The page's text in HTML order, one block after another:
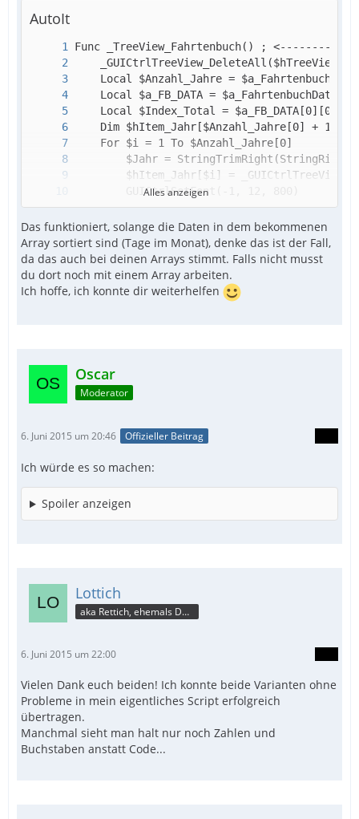
AutoIt
EndFunc   ;==>_TreeView_Fahrtenbuch
Alles anzeigen
Das funktioniert, solange die Daten in dem bekommenen
Array sortiert sind (Tage im Monat), denke das ist der Fall,
da das auch bei deinen Arrays stimmt. Falls nicht musst
du dort noch mit einem Array arbeiten.
Ich hoffe, ich konnte dir weiterhelfen
Oscar
Moderator
6. Juni 2015 um 20:46 Offizieller Beitrag
Ich würde es so machen:
Spoiler anzeigen
Lottich
aka Rettich, ehemals DAU
6. Juni 2015 um 22:00
Vielen Dank euch beiden! Ich konnte beide Varianten ohne
Probleme in mein eigentliches Script erfolgreich
übertragen.
Manchmal sieht man halt nur noch Zahlen und
Buchstaben anstatt Code...